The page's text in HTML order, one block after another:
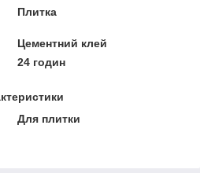
Плитка
Цементний клей
24 годин
Для плитки